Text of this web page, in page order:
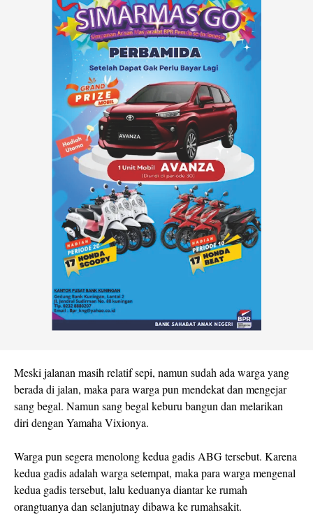
Meski jalanan masih relatif sepi, namun sudah ada warga yang
berada di jalan, maka para warga pun mendekat dan mengejar
sang begal. Namun sang begal keburu bangun dan melarikan
diri dengan Yamaha Vixionya.
Warga pun segera menolong kedua gadis ABG tersebut. Karena
kedua gadis adalah warga setempat, maka para warga mengenal
kedua gadis tersebut, lalu keduanya diantar ke rumah
orangtuanya dan selanjutnay dibawa ke rumahsakit.